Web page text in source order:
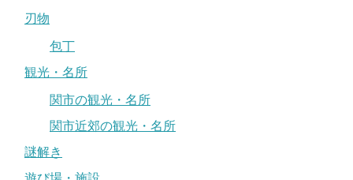
刃物
包丁
観光・名所
関市の観光・名所
関市近郊の観光・名所
謎解き